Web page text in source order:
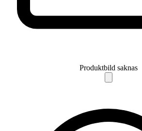
Produktbild saknas